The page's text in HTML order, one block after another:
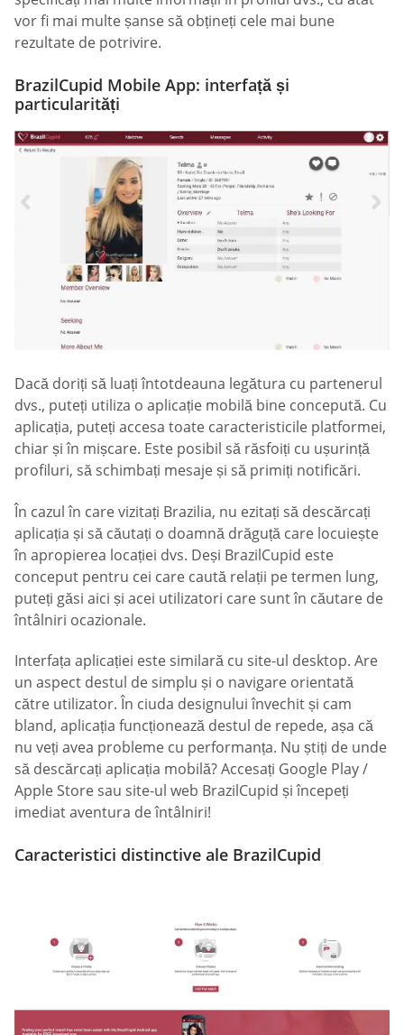
vor fi mai multe șanse să obțineți cele mai bune
rezultate de potrivire.
BrazilCupid Mobile App: interfață și
particularități
Dacă doriți să luați întotdeauna legătura cu partenerul
dvs., puteți utiliza o aplicație mobilă bine concepută. Cu
aplicația, puteți accesa toate caracteristicile platformei,
chiar și în mișcare. Este posibil să răsfoiți cu ușurință
profiluri, să schimbați mesaje și să primiți notificări.
În cazul în care vizitați Brazilia, nu ezitați să descărcați
aplicația și să căutați o doamnă drăguță care locuiește
în apropierea locației dvs. Deși BrazilCupid este
conceput pentru cei care caută relații pe termen lung,
puteți găsi aici și acei utilizatori care sunt în căutare de
întâlniri ocazionale.
Interfața aplicației este similară cu site-ul desktop. Are
un aspect destul de simplu și o navigare orientată
către utilizator. În ciuda designului învechit și cam
bland, aplicația funcționează destul de repede, așa că
nu veți avea probleme cu performanța. Nu știți de unde
să descărcați aplicația mobilă? Accesați Google Play /
Apple Store sau site-ul web BrazilCupid și începeți
imediat aventura de întâlniri!
Caracteristici distinctive ale BrazilCupid